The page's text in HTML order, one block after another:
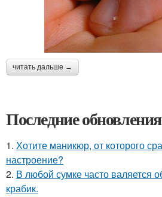
читать дальше →
Последние
1. Хотите маникюр, от которого
настроение?
2. В любой сумке часто валяется
крабик.